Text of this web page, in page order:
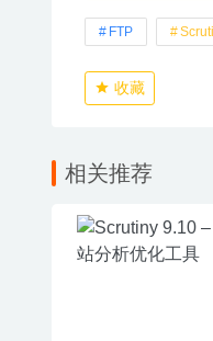
FTP
收藏
相关推荐